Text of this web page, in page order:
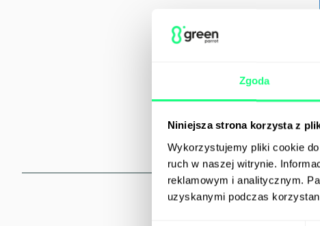
Zgoda
Niniejsza strona korzysta z
Wykorzystujemy pliki cookie
ruch w naszej witrynie.
reklamowym i analitycznym.
uzyskanymi podczas